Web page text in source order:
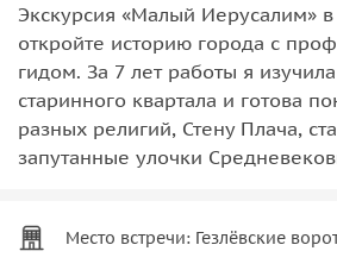
Экскурсия «Малый Иерусалим»
откройте историю города с
гидом. За 7 лет работы я
старинного квартала и готова
разных религий, Стену Плача,
запутанные улочки
Место встречи: Гезлёвские